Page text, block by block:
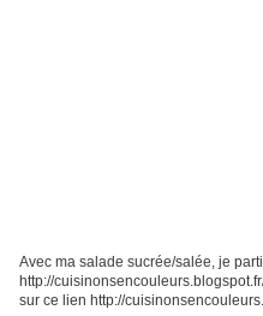
Avec ma salade sucrée/salée, je
http://
sur ce lien http://